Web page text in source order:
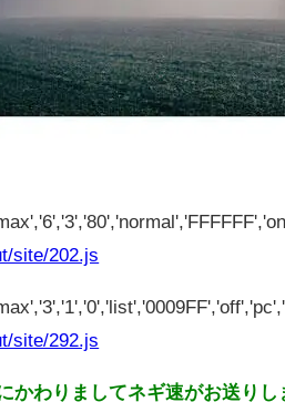
site/202.js
site/292.js
かわりましてネギ速がお送りし